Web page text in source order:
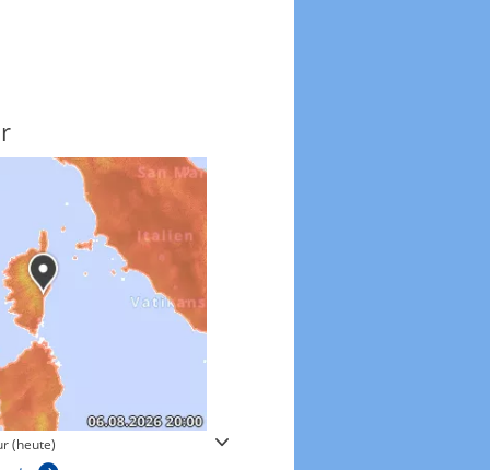
(heute) Windgeschwindigkeiten in 3h